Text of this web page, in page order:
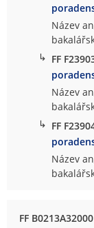
Název
↳ FF
Název
↳ FF
Název
FF